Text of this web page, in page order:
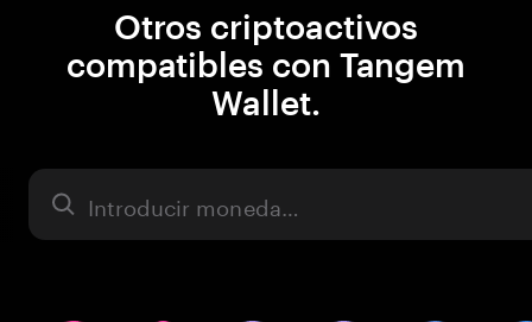
Otros criptoactivos
compatibles con Tangem
Wallet.
Activo